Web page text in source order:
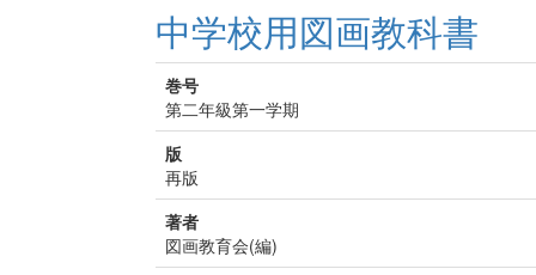
中学校用図画教科書
巻号
第二年級第一学期
版
再版
著者
図画教育会(編)